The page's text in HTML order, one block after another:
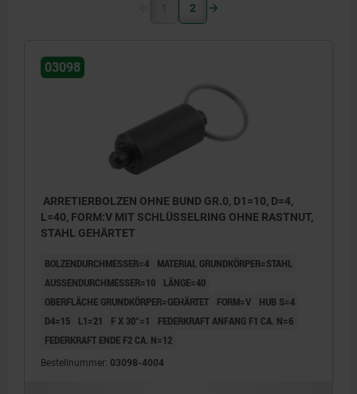
1 2
03098
ARRETIERBOLZEN OHNE BUND GR.0, D1=10, D=4,
L=40, FORM:V MIT SCHLÜSSELRING OHNE RASTNUT,
STAHL GEHÄRTET
BOLZENDURCHMESSER=4
MATERIAL GRUNDKÖRPER=STAHL
AUSSENDURCHMESSER=10
LÄNGE=40
OBERFLÄCHE GRUNDKÖRPER=GEHÄRTET
FORM=V
HUB S=4
D4=15
L1=21 F X 30°=1
FEDERKRAFT ANFANG F1 CA. N=6
FEDERKRAFT ENDE F2 CA. N=12
Bestellnummer: 03098-4004